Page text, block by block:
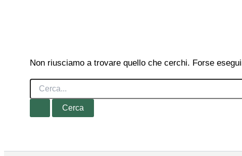
Non riusciamo a trovare quello che cerchi. Forse
Cerca: